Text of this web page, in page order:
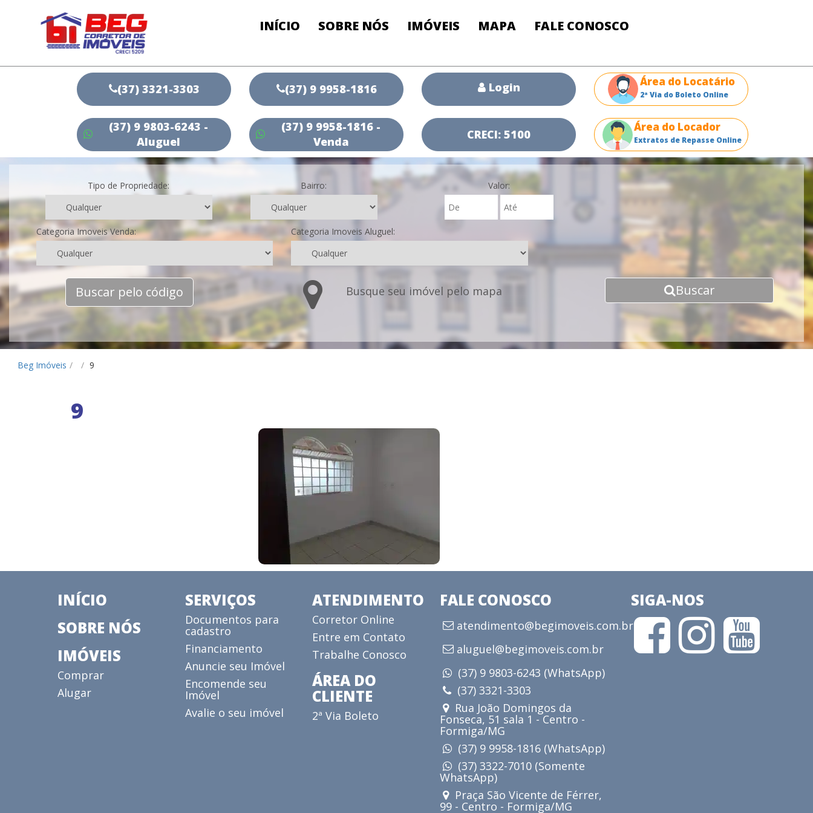
INÍCIO SOBRE NÓS IMÓVEIS MAPA FALE CONOSCO
(37) 3321-3303
(37) 9 9803-6243 -
Aluguel
(37) 9 9958-1816
(37) 9 9958-1816 -
Venda
Login
CRECI: 5100
Área do Locatário
2ª Via do Boleto Online
Área do Locador
Extratos de Repasse Online
Tipo de Propriedade: Bairro: Valor:
Categoria Imoveis Venda: Categoria Imoveis Aluguel:
Buscar pelo código Busque seu imóvel pelo mapa Buscar
Beg Imóveis / / 9
9
INÍCIO
SOBRE NÓS
IMÓVEIS
Comprar
Alugar
SERVIÇOS
Documentos para
cadastro
Financiamento
Anuncie seu Imóvel
Encomende seu
Imóvel
Avalie o seu imóvel
ATENDIMENTO
Corretor Online
Entre em Contato
Trabalhe Conosco
ÁREA DO
CLIENTE
2ª Via Boleto
FALE CONOSCO
atendimento@begimoveis.com.br
aluguel@begimoveis.com.br
(37) 9 9803-6243 (WhatsApp)
(37) 3321-3303
Rua João Domingos da
Fonseca, 51 sala 1 - Centro -
Formiga/MG
(37) 9 9958-1816 (WhatsApp)
(37) 3322-7010 (Somente
WhatsApp)
Praça São Vicente de Férrer,
99 - Centro - Formiga/MG
SIGA-NOS